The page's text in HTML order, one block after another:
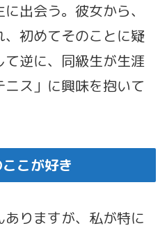
出会う。彼女から、
初めてそのことに疑
逆に、同級生が生涯
ス」に興味を抱いて
こが好き
りますが、私が特に